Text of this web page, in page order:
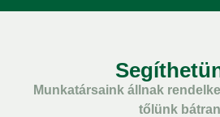
Munkatársaink állnak
tőlünk